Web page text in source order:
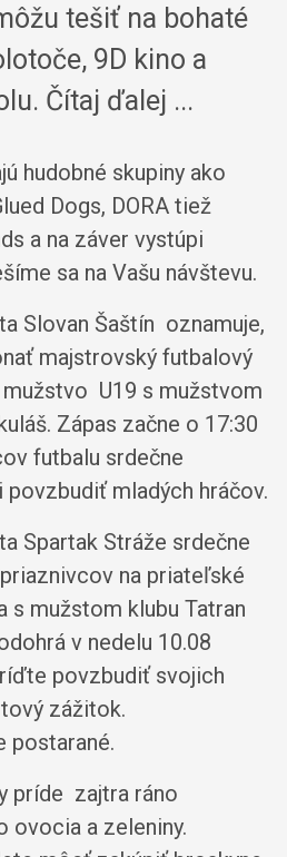
tešiť na bohaté
9D kino a
Čítaj ďalej ...
hudobné skupiny ako
Dogs, DORA tiež
a na záver vystúpi
sa na Vašu návštevu.
Slovan Šaštín oznamuje,
majstrovský futbalový
U19 s mužstvom
Zápas začne o 17:30
futbalu srdečne
povzbudiť mladých hráčov.
Spartak Stráže srdečne
na priateľské
s mužstom klubu Tatran
v nedelu 10.08
povzbudiť svojich
zážitok.
postarané.
príde zajtra ráno
ovocia a zeleniny.